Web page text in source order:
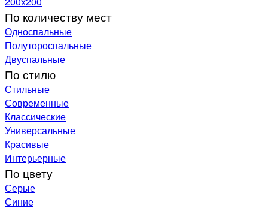
По количеству мест
Односпальные
Полутороспальные
Двуспальные
По стилю
Стильные
Современные
Классические
Универсальные
Красивые
Интерьерные
По цвету
Серые
Синие